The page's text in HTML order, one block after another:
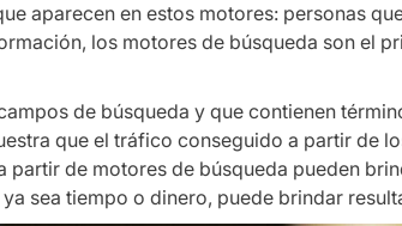
aparecen en estos motores: personas
los motores de búsqueda son el
de búsqueda y que contienen
que el tráfico conseguido a partir de
de motores de búsqueda pueden
sea tiempo o dinero, puede brindar